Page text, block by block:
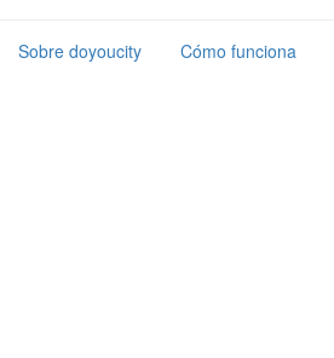
Sobre doyoucity Cómo funciona